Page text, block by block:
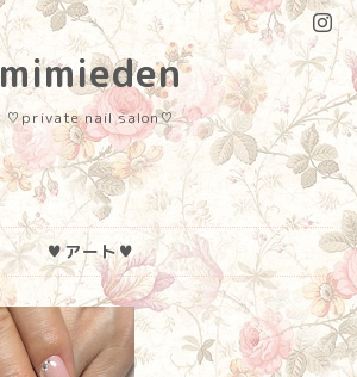
mimieden
♡private nail salon♡
♥アート♥